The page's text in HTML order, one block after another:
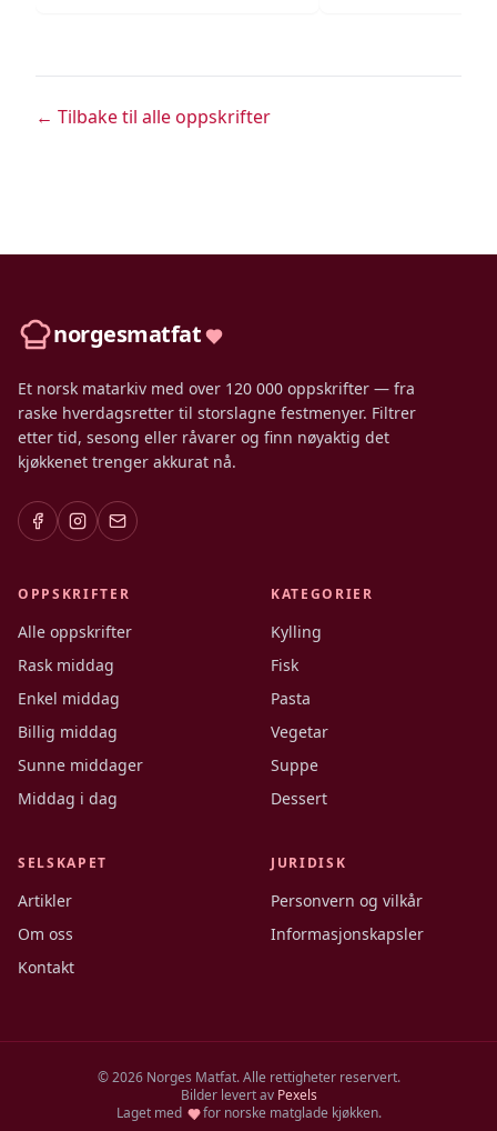
← Tilbake til alle oppskrifter
norgesmatfat
Et norsk matarkiv med over 120 000 oppskrifter — fra
raske hverdagsretter til storslagne festmenyer. Filtrer
etter tid, sesong eller råvarer og finn nøyaktig det
kjøkkenet trenger akkurat nå.
OPPSKRIFTER
Alle oppskrifter
Rask middag
Enkel middag
Billig middag
Sunne middager
Middag i dag
KATEGORIER
Kylling
Fisk
Pasta
Vegetar
Suppe
Dessert
SELSKAPET
Artikler
Om oss
Kontakt
JURIDISK
Personvern og vilkår
Informasjonskapsler
©2026Norges Matfat. Alle rettigheter reservert.
Bilder levert av Pexels
Laget med
for norske matglade kjøkken.